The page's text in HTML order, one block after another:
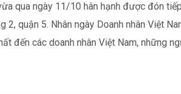
qua ngày 11/10 hân hạnh được đón
2, quận 5. Nhân ngày Doanh nhân Việt
đến các doanh nhân Việt Nam, những